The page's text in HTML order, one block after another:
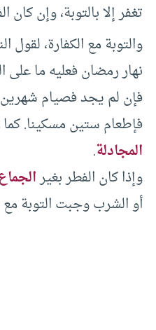
تغفر إلا بالتوبة، وإن
والتوبة مع الكفارة، لقول
نهار رمضان فعليه ما على
فإن لم يجد فصيام
فإطعام ستين مسكينا.
المجادلة.
وإذا كان الفطر بغير
أو الشرب وجبت التوبة مع